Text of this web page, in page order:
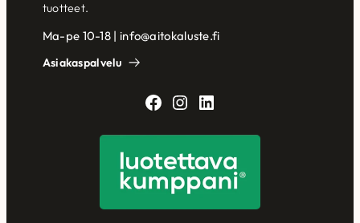
tuotteet.
Ma-pe 10-18 | info@aitokaluste.fi
Asiakaspalvelu
Facebook
Instagram
LinkedIn